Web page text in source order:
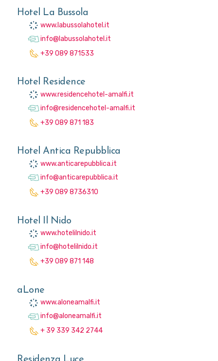
Hotel La Bussola
www.labussolahotel.it
info@labussolahotel.it
+39 089 871533
Hotel Residence
www.residencehotel-amalfi.it
info@residencehotel-amalfi.it
+39 089 871 183
Hotel Antica Repubblica
www.anticarepubblica.it
info@anticarepubblica.it
+39 089 8736310
Hotel Il Nido
www.hotelilnido.it
info@hotelilnido.it
+39 089 871 148
aLone
www.aloneamalfi.it
info@aloneamalfi.it
+ 39 339 342 2744